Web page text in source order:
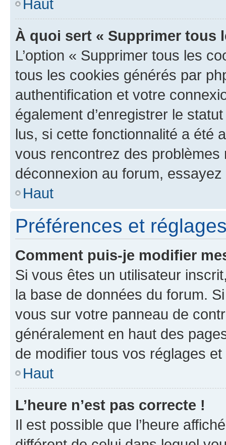
Haut
À quoi sert « Supprimer tous
L’option « Supprimer tous les
tous les cookies générés par
authentification et votre
également d’enregistrer le
lus, si cette fonctionnalité a été
vous rencontrez des
déconnexion au forum,
Haut
Préférences et
Comment puis-je modifier
Si vous êtes un utilisateur
la base de données du forum.
vous sur votre panneau de
généralement en haut des
de modifier tous vos réglages
Haut
L’heure n’est pas correcte !
Il est possible que l’heure